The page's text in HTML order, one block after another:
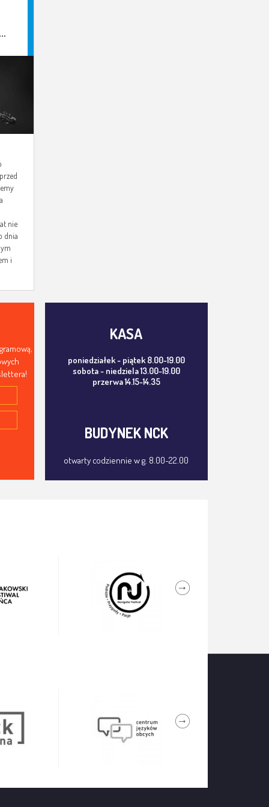
nie
dnia
i
KASA
poniedziałek - piątek 8.00-19.00
sobota - niedziela 13.00-19.00
przerwa 14.15-14.35
BUDYNEK NCK
otwarty codziennie w g. 8.00-22.00